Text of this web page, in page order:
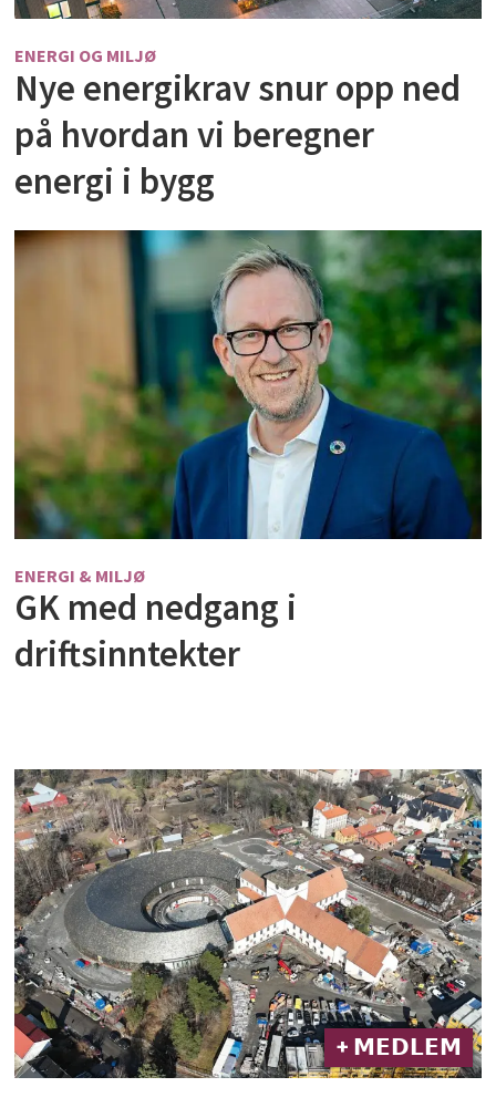
ENERGI OG MILJØ
Nye energikrav snur opp ned
på hvordan vi beregner
energi i bygg
ENERGI & MILJØ
GK med nedgang i
driftsinntekter
+ 𝗠𝗘𝗗𝗟𝗘𝗠